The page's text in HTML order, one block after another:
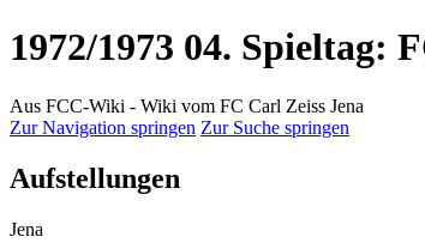
1972/1973 04. Spieltag:
Aus FCC-Wiki - Wiki vom FC Carl Zeiss Jena
Zur Navigation springen Zur Suche springen
Aufstellungen
Jena